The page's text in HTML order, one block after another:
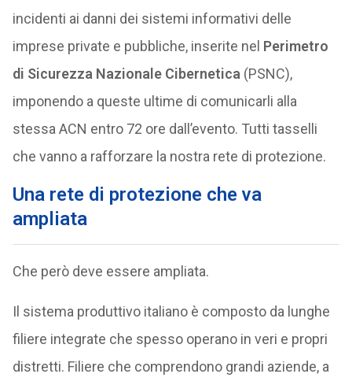
incidenti ai danni dei sistemi informativi delle
imprese private e pubbliche, inserite nel Perimetro
di Sicurezza Nazionale Cibernetica (PSNC),
imponendo a queste ultime di comunicarli alla
stessa ACN entro 72 ore dall’evento. Tutti tasselli
che vanno a rafforzare la nostra rete di protezione.
Una rete di protezione che va
ampliata
Che però deve essere ampliata.
Il sistema produttivo italiano è composto da lunghe
filiere integrate che spesso operano in veri e propri
distretti. Filiere che comprendono grandi aziende, a